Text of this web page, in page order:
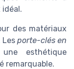
des matériaux
Les porte-clés en
esthétique
remarquable.